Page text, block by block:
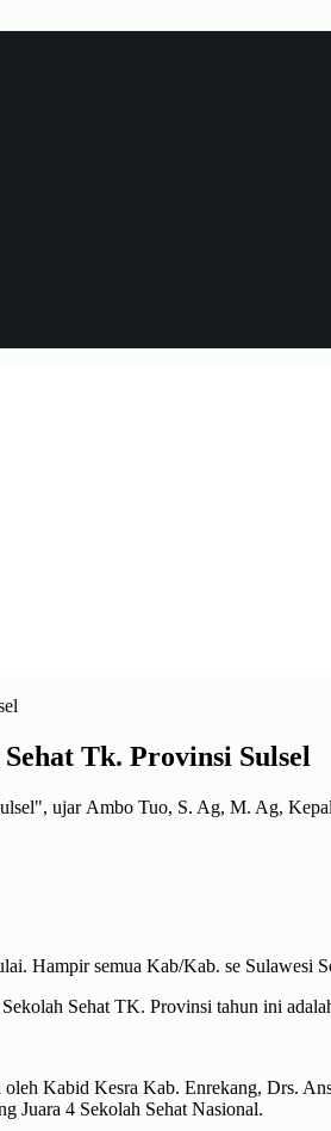
Tk. Provinsi Sulsel
ujar Ambo Tuo, S. Ag, M. Ag,
Hampir semua Kab/Kab. se Sulawesi
Sehat TK. Provinsi tahun ini
Kabid Kesra Kab. Enrekang, Drs.
Juara 4 Sekolah Sehat Nasional.